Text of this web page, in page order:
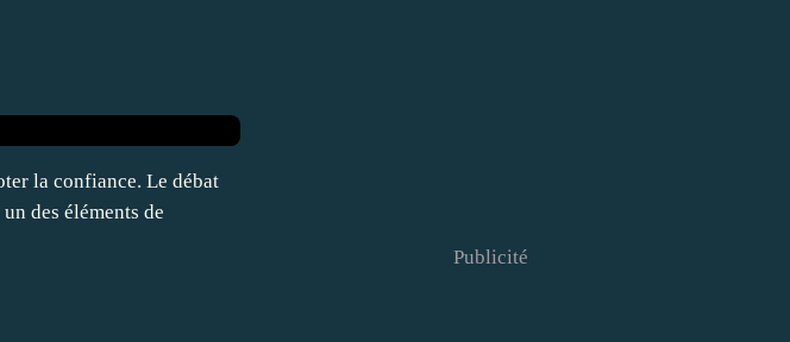
la confiance. Le débat
des éléments de
Publicité